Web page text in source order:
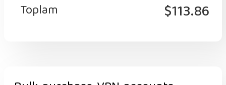
Toplam $113.86